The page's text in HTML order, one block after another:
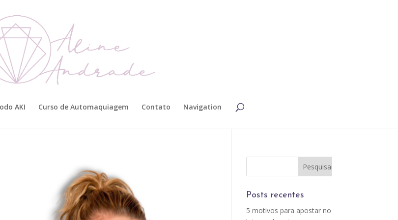
AKI Curso de Automaquiagem Contato Navigation
Posts recentes
5 motivos para apostar no